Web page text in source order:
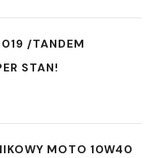
/TANDEM
STAN!
MOTO 10W40